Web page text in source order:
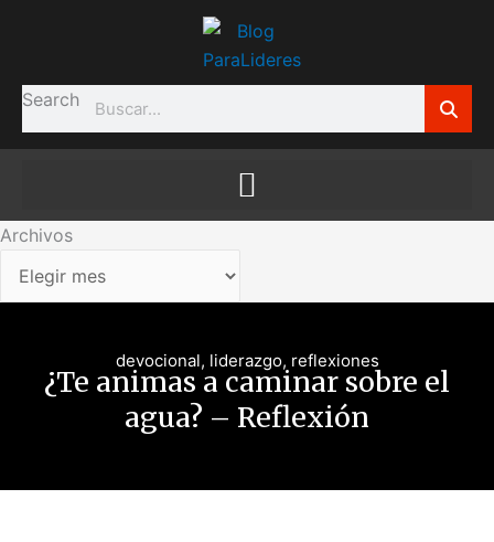
Search
Archivos
devocional, liderazgo, reflexiones
¿Te animas a caminar sobre el
agua? – Reflexión